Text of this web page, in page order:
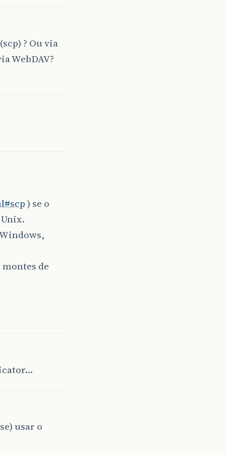
? Ou via
WebDAV?
) se o
de
usar o